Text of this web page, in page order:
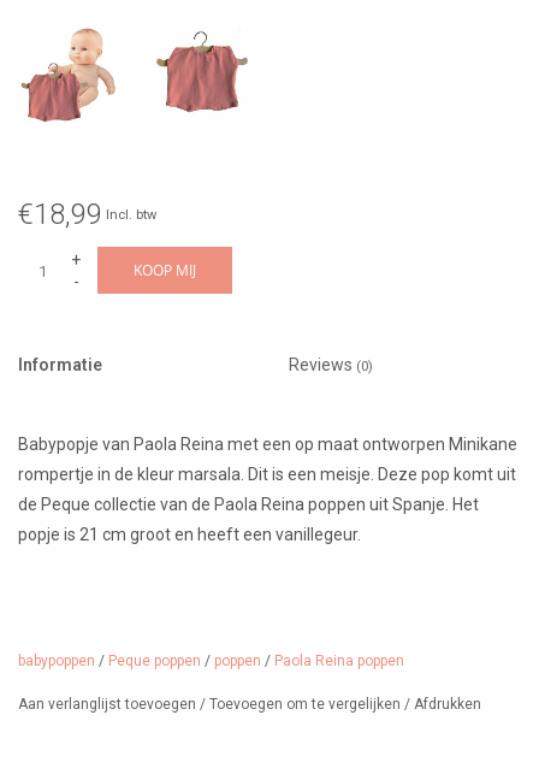
€18,99 Incl. btw
+
-
KOOP MIJ
Informatie Reviews (0)
Babypopje van Paola Reina met een op maat ontworpen Minikane
rompertje in de kleur marsala. Dit is een meisje. Deze pop komt uit
de Peque collectie van de Paola Reina poppen uit Spanje. Het
popje is 21 cm groot en heeft een vanillegeur.
babypoppen / Peque poppen / poppen / Paola Reina poppen
Aan verlanglijst toevoegen / Toevoegen om te vergelijken / Afdrukken